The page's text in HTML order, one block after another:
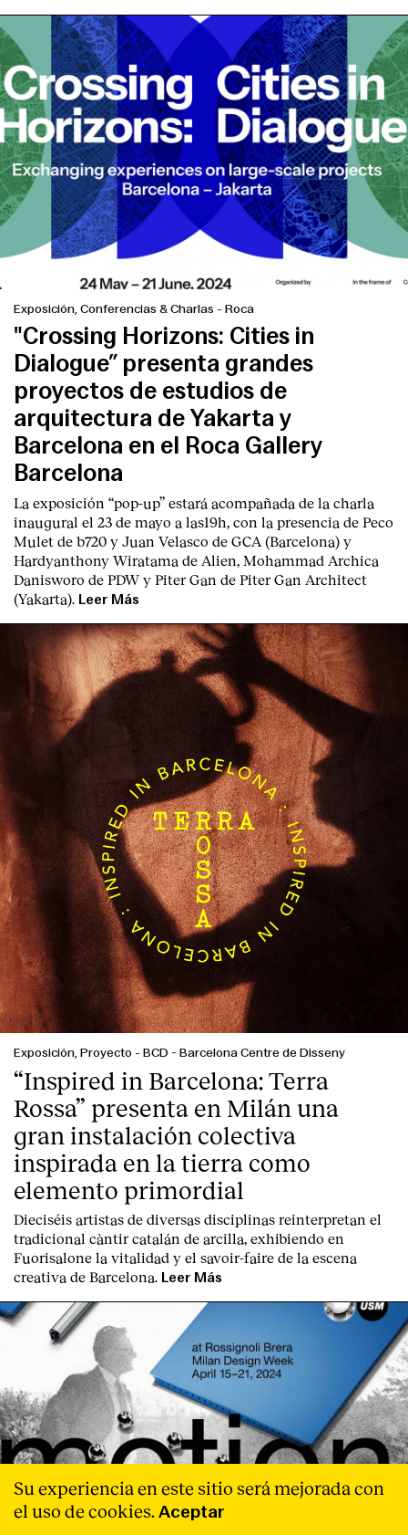
English Español Italiano Català
Exposición, Conferencias & Charlas - Roca
"Crossing Horizons: Cities in
Dialogue” presenta grandes
proyectos de estudios de
arquitectura de Yakarta y
Barcelona en el Roca Gallery
Barcelona
La exposición “pop-up” estará acompañada de la charla
inaugural el 23 de mayo a las19h, con la presencia de Peco
Mulet de b720 y Juan Velasco de GCA (Barcelona) y
Hardyanthony Wiratama de Alien, Mohammad Archica
Danisworo de PDW y Piter Gan de Piter Gan Architect
(Yakarta). Leer Más
Exposición, Proyecto - BCD - Barcelona Centre de Disseny
“Inspired in Barcelona: Terra
Rossa” presenta en Milán una
gran instalación colectiva
inspirada en la tierra como
elemento primordial
Dieciséis artistas de diversas disciplinas reinterpretan el
tradicional càntir catalán de arcilla, exhibiendo en
Fuorisalone la vitalidad y el savoir-faire de la escena
creativa de Barcelona. Leer Más
Su experiencia en este sitio será mejorada con
el uso de cookies. Aceptar